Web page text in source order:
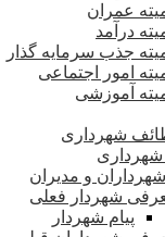
عمران
درآمد
جذب سرمایه گذار
امور اجتماعی
آموزشی
شهرداری
شهرداری
و مدیران
شهردار فعلی
پیام شهردار